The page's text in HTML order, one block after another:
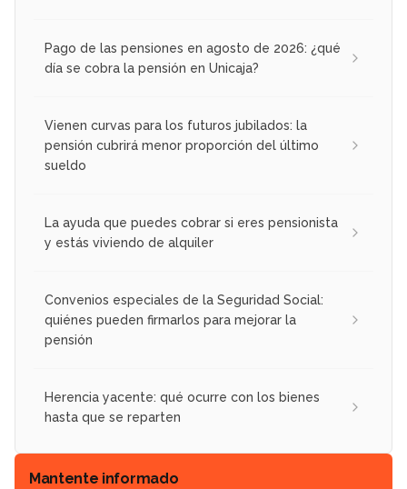
Pago de las pensiones en agosto de 2026: ¿qué
día se cobra la pensión en Unicaja?
Vienen curvas para los futuros jubilados: la
pensión cubrirá menor proporción del último
sueldo
La ayuda que puedes cobrar si eres pensionista
y estás viviendo de alquiler
Convenios especiales de la Seguridad Social:
quiénes pueden firmarlos para mejorar la
pensión
Herencia yacente: qué ocurre con los bienes
hasta que se reparten
Mantente informado